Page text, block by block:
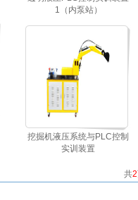
1（内泵站）
挖掘机液压系统与PLC控制
实训装置
共2